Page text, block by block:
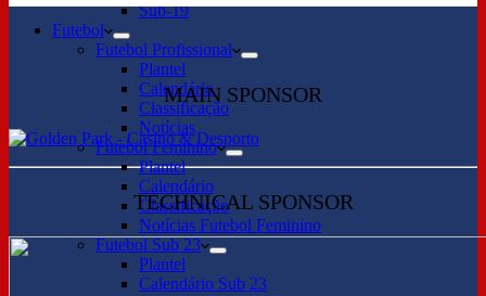
Sub-19
Futebol
Futebol Profissional
Plantel
Calendário
Classificação
Notícias
Futebol Feminino
Plantel
Calendário
Classificação
Notícias Futebol Feminino
Futebol Sub 23
Plantel
Calendário Sub 23
MAIN SPONSOR
TECHNICAL SPONSOR